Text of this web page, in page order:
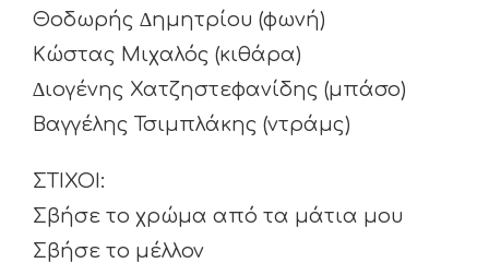
Θοδωρής ∆ημητρίου (φωνή)
Κώστας Μιχαλός (κιθάρα)
∆ιογένης Χατζηστεφανίδης (μπάσο)
Βαγγέλης Τσιμπλάκης (ντράμς)
ΣΤΙΧΟΙ:
Σβήσε το χρώμα από τα μάτια μου
Σβήσε το μέλλον